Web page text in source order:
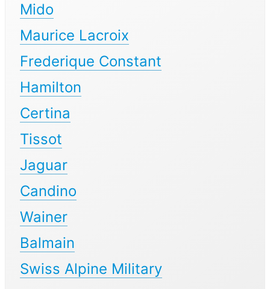
Mido
Maurice Lacroix
Frederique Constant
Hamilton
Certina
Tissot
Jaguar
Candino
Wainer
Balmain
Swiss Alpine Military